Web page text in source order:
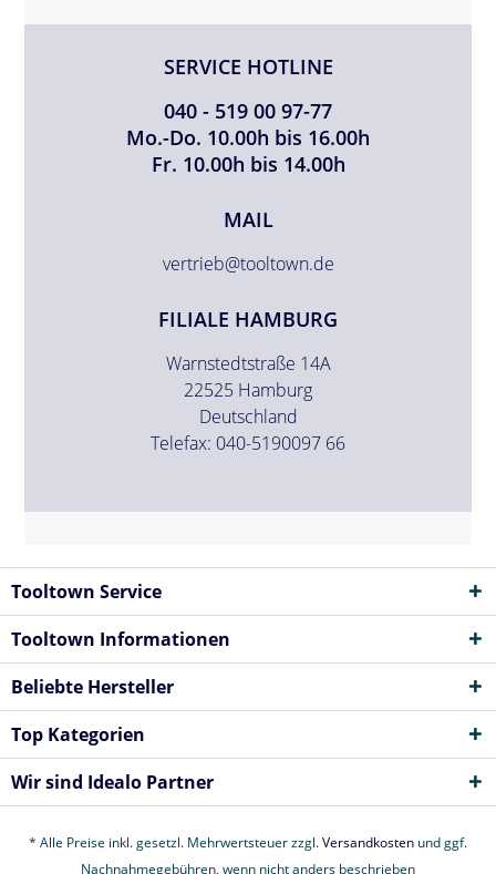
SERVICE HOTLINE
040 - 519 00 97-77
Mo.-Do. 10.00h bis 16.00h
Fr. 10.00h bis 14.00h
MAIL
vertrieb@tooltown.de
FILIALE HAMBURG
Warnstedtstraße 14A
22525 Hamburg
Deutschland
Telefax: 040-5190097 66
Tooltown Service
Tooltown Informationen
Beliebte Hersteller
Top Kategorien
Wir sind Idealo Partner
* Alle Preise inkl. gesetzl. Mehrwertsteuer zzgl.Versandkosten und ggf.
Nachnahmegebühren, wenn nicht anders beschrieben